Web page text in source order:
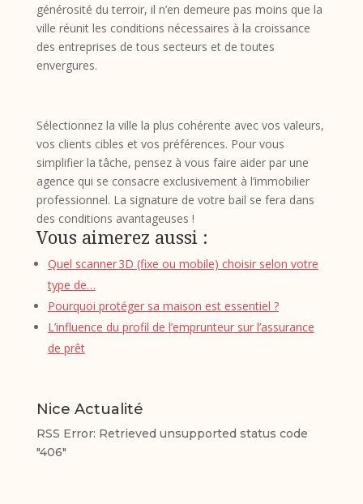
générosité du terroir, il n’en demeure pas moins que la
ville réunit les conditions nécessaires à la croissance
des entreprises de tous secteurs et de toutes
envergures.
Sélectionnez la ville la plus cohérente avec vos valeurs,
vos clients cibles et vos préférences. Pour vous
simplifier la tâche, pensez à vous faire aider par une
agence qui se consacre exclusivement à l’immobilier
professionnel. La signature de votre bail se fera dans
des conditions avantageuses !
Vous aimerez aussi :
Quel scanner 3D (fixe ou mobile) choisir selon votre
type de…
Pourquoi protéger sa maison est essentiel ?
L’influence du profil de l’emprunteur sur l’assurance
de prêt
Nice Actualité
RSS Error: Retrieved unsupported status code
"406"